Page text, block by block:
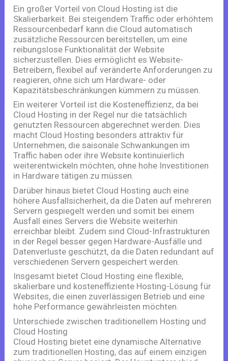
Ein großer Vorteil von Cloud Hosting ist die
Skalierbarkeit. Bei steigendem Traffic oder erhöhtem
Ressourcenbedarf kann die Cloud automatisch
zusätzliche Ressourcen bereitstellen, um eine
reibungslose Funktionalität der Website
sicherzustellen. Dies ermöglicht es Website-
Betreibern, flexibel auf veränderte Anforderungen zu
reagieren, ohne sich um Hardware- oder
Kapazitätsbeschränkungen kümmern zu müssen.
Ein weiterer Vorteil ist die Kosteneffizienz, da bei
Cloud Hosting in der Regel nur die tatsächlich
genutzten Ressourcen abgerechnet werden. Dies
macht Cloud Hosting besonders attraktiv für
Unternehmen, die saisonale Schwankungen im
Traffic haben oder ihre Website kontinuierlich
weiterentwickeln möchten, ohne hohe Investitionen
in Hardware tätigen zu müssen.
Darüber hinaus bietet Cloud Hosting auch eine
höhere Ausfallsicherheit, da die Daten auf mehreren
Servern gespiegelt werden und somit bei einem
Ausfall eines Servers die Website weiterhin
erreichbar bleibt. Zudem sind Cloud-Infrastrukturen
in der Regel besser gegen Hardware-Ausfälle und
Datenverluste geschützt, da die Daten redundant auf
verschiedenen Servern gespeichert werden.
Insgesamt bietet Cloud Hosting eine flexible,
skalierbare und kosteneffiziente Hosting-Lösung für
Websites, die einen zuverlässigen Betrieb und eine
hohe Performance gewährleisten möchten.
Unterschiede zwischen traditionellem Hosting und
Cloud Hosting
Cloud Hosting bietet eine dynamische Alternative
zum traditionellen Hosting, das auf einem einzigen